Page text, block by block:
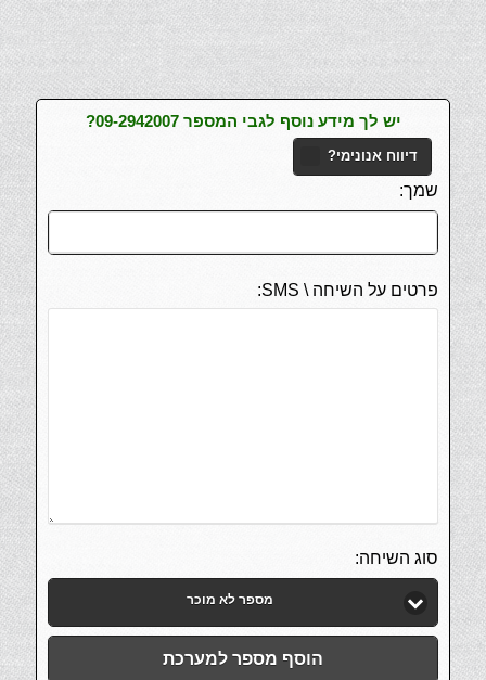
יש לך מידע נוסף לגבי המספר 09-2942007?
דיווח אנונימי?
שמך:
פרטים על השיחה \ SMS:
סוג השיחה:
מספר לא מוכר
הוסף מספר למערכת